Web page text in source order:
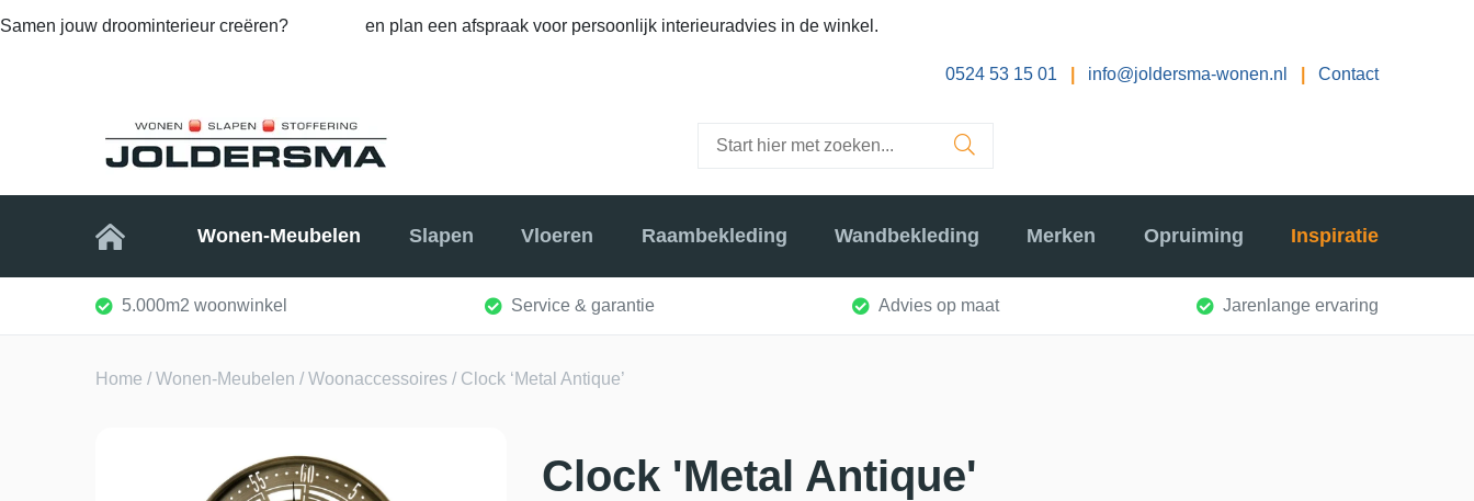
Samen jouw droominterieur creëren? en plan een afspraak voor persoonlijk interieuradvies in de winkel.
0524 53 15 01 info@joldersma-wonen.nl Contact
Home Wonen-Meubelen Slapen Vloeren Raambekleding Wandbekleding Merken Opruiming Inspiratie
5.000m2 woonwinkel Service & garantie Advies op maat Jarenlange ervaring
Home /Wonen-Meubelen /Woonaccessoires / Clock ‘Metal Antique’
Clock 'Metal Antique'